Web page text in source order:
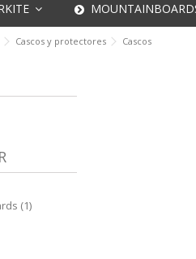
Cascos y protectores Cascos
(1)